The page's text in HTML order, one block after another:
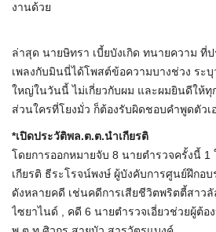
งานด้วย
ล่าสุด นายษิทรา เบี้ยบังเกิด ทนายความ ที่
เพลงกับมินนี่ได้โพสต์ข้อความบางช่วง ระ
ใหญ่ในวันนี้ ไม่เกี่ยวกับผม และผมยินดีให้
ส่วนใครที่โยงมั่ว ก็ต้องรับผิดชอบคำพูดตัวเ
*เปิดประวัติพล.ต.ต.นำเกียรติ
โดยการออกหมายจับ 8 นายตำรวจครั้งนี้
เกียรติ ธีระโรจน์พงษ์ ผู้บังคับการศูนย์ฝึกอ
ดังหลายคดี เช่นคดีการเสียชีวิตพริตตี้สาว
ไซยาไนด์ , คดี 6 นายตำรวจเอี่ยวช่วยผู้ต้อ